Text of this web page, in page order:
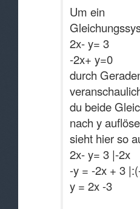
Um ein
2x- y= 3
-2x+ y=0
durch
du beide
nach y
sieht hier so
2x- y= 3 |-2x
-y = -2x + 3
y = 2x -3